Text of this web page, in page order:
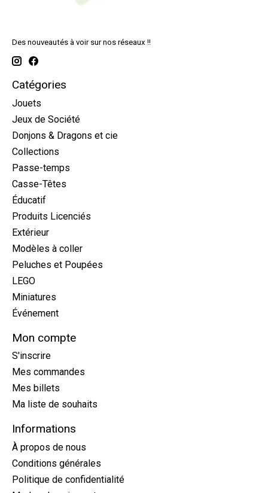
Des nouveautés à voir sur nos réseaux !!
Catégories
Jouets
Jeux de Société
Donjons & Dragons et cie
Collections
Passe-temps
Casse-Têtes
Éducatif
Produits Licenciés
Extérieur
Modèles à coller
Peluches et Poupées
LEGO
Miniatures
Événement
Mon compte
S'inscrire
Mes commandes
Mes billets
Ma liste de souhaits
Informations
À propos de nous
Conditions générales
Politique de confidentialité